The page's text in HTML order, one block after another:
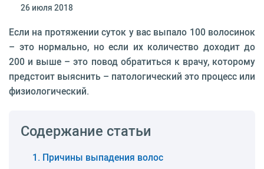
26 июля 2018
Если на протяжении суток у вас выпало 100 волосинок
– это нормально, но если их количество доходит до
200 и выше – это повод обратиться к врачу, которому
предстоит выяснить – патологический это процесс или
физиологический.
Содержание статьи
Причины выпадения волос